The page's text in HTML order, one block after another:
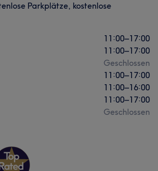
Parkplätze, kostenlose
11:00–17:00
11:00–17:00
Geschlossen
11:00–17:00
11:00–16:00
11:00–17:00
Geschlossen